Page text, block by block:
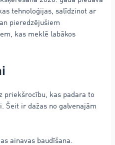
tehnoloģijas, salīdzinot ar
pieredzējušiem
kas meklē labākos
priekšrocību, kas padara to
Šeit ir dažas no galvenajām
ainavas baudīšana.